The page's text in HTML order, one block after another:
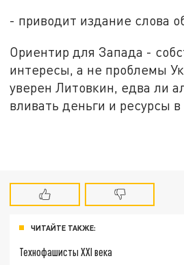
- приводит издание слова
Ориентир для Запада -
интересы, а не проблемы
уверен Литовкин, едва ли
вливать деньги и ресурсы
ЧИТАЙТЕ ТАКЖЕ:
Технофашисты XXI века